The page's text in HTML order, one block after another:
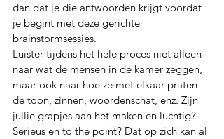
dan dat je die antwoorden krijgt voordat
je begint met deze gerichte
brainstormsessies.
Luister tijdens het hele proces niet alleen
naar wat de mensen in de kamer zeggen,
maar ook naar hoe ze met elkaar praten -
de toon, zinnen, woordenschat, enz. Zijn
jullie grapjes aan het maken en luchtig?
Serieus en to the point? Dat op zich kan al